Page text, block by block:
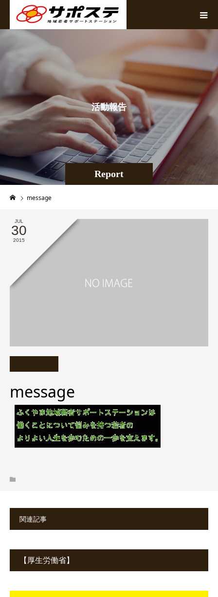
Report
活動報告
message
JUL
30
2015
message
関連記事
【厚生労働省】